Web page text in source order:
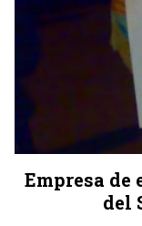
Empresa
del